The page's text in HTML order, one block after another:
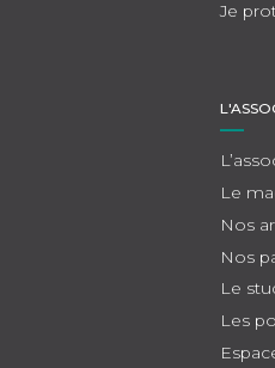
Je
Le
Nos
Nos
Le
Les